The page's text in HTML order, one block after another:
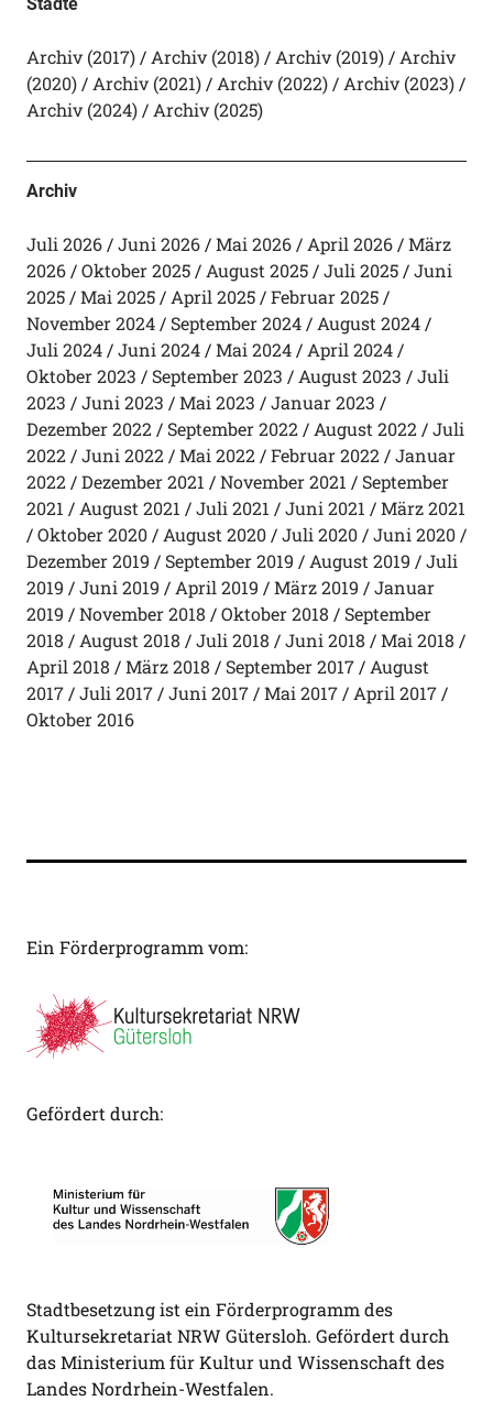
Städte
Archiv (2017) Archiv (2018) Archiv (2019)
Archiv
(2020)
Archiv (2021) Archiv (2022)
Archiv (2023)
Archiv (2024)
Archiv (2025)
Archiv
Juli 2026 Juni 2026 Mai 2026 April 2026
März
2026
Oktober 2025 August 2025 Juli 2025
Juni
2025
Mai 2025 April 2025
Februar 2025
November 2024
September 2024
August 2024
Juli 2024
Juni 2024 Mai 2024
April 2024
Oktober 2023
September 2023 August 2023
Juli
2023
Juni 2023 Mai 2023
Januar 2023
Dezember 2022
September 2022 August 2022
Juli
2022
Juni 2022 Mai 2022 Februar 2022
Januar
2022
Dezember 2021 November 2021
September
2021
August 2021 Juli 2021 Juni 2021
März 2021
Oktober 2020
August 2020 Juli 2020
Juni 2020
Dezember 2019
September 2019 August 2019
Juli
2019
Juni 2019 April 2019 März 2019
Januar
2019
November 2018 Oktober 2018
September
2018
August 2018 Juli 2018 Juni 2018
Mai 2018
April 2018
März 2018 September 2017
August
2017
Juli 2017 Juni 2017 Mai 2017
April 2017
Oktober 2016
Ein Förderprogramm vom:
Gefördert durch:
Stadtbesetzung ist ein Förderprogramm des
Kultursekretariat NRW Gütersloh. Gefördert durch
das Ministerium für Kultur und Wissenschaft des
Landes Nordrhein-Westfalen.